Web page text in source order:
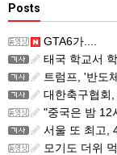
Posts
GTA6가....
태국 학교서
트럼프, '반도체·태
대한축구협회
"중국은 밤 12
서울 또 최고,
모기도 더위